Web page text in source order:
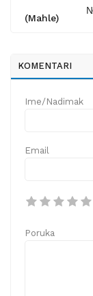
(Mahle)
KOMENTARI
Ime/Nadimak
Email
Poruka